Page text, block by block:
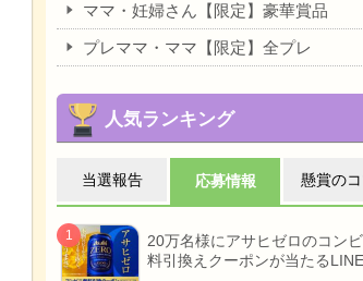
ママ・妊婦さん【限定】豪華賞品
プレママ・ママ【限定】全プレ
人気ランキング
当選報告 応募情報 懸賞の
20万名様にアサヒゼロのコン
料引換えクーポンが当たる